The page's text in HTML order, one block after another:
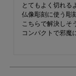
とてもよく切れる
仏像彫刻に使う彫
こちらで解決しそ
コンパクトで邪魔